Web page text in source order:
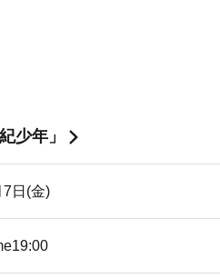
少年」
7日(金)
19:00​ ​ ​ ​​ ​​ ​​ ​​ ​​ ​​ ​​ ​​ ​​ ​​ ​​ ​​ ​​ ​​ ​​ ​​ ​​ ​​ ​​ ​​ ​​ ​​ ​​ ​​ ​​ ​​ ​​ ​​ ​​ ​​ ​​ ​​ ​​ ​​ ​​ ​​ ​​ ​​ ​​ ​​ ​​ ​​ ​​ ​​ ​​ ​​ ​​ ​